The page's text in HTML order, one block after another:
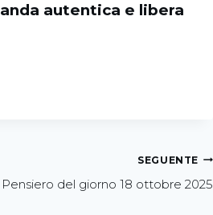
autentica e libera
SEGUENTE
Pensiero del giorno 18 ottobre 2025